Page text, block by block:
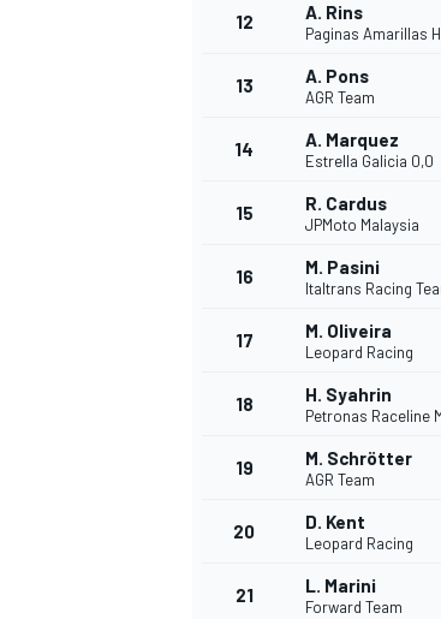
12 A. Rins
Paginas Amarillas
13 A. Pons
AGR Team
14 A. Marquez
Estrella Galicia 0,0
15 R. Cardus
JPMoto Malaysia
16 M. Pasini
Italtrans Racing
17 M. Oliveira
Leopard Racing
18 H. Syahrin
Petronas Raceline
19 M. Schrötter
AGR Team
20 D. Kent
Leopard Racing
21 L. Marini
Forward Team